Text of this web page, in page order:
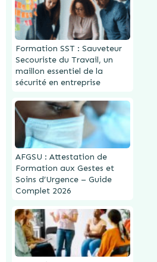
Formation SST : Sauveteur
Secouriste du Travail, un
maillon essentiel de la
sécurité en entreprise
AFGSU : Attestation de
Formation aux Gestes et
Soins d’Urgence – Guide
Complet 2026